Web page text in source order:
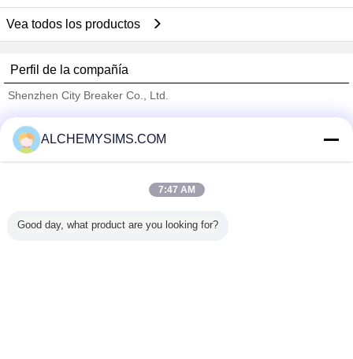
Vea todos los productos
Perfil de la compañía
Shenzhen City Breaker Co., Ltd.
Trust Seal
Verified Suplier
Todos los productos
ALCHEMYSIMS.COM
7:47 AM
Good day, what product are you looking for?